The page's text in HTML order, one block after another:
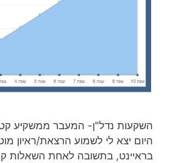
השקעות נדל"ן- המעבר ממשקיע
היום יצא לי לשמוע הרצאת/ראיון
בראיינט, בתשובה לאחת השאלות